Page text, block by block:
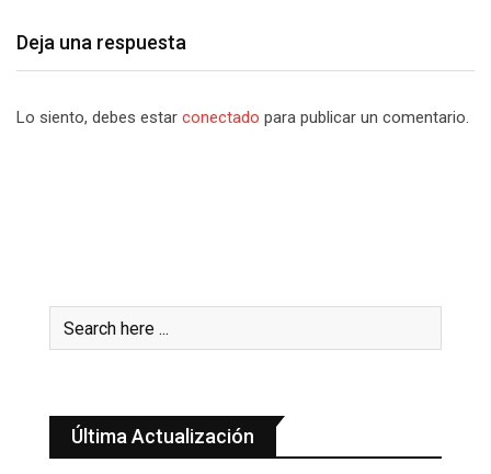
Deja una respuesta
Lo siento, debes estar conectado para publicar un comentario.
Última Actualización